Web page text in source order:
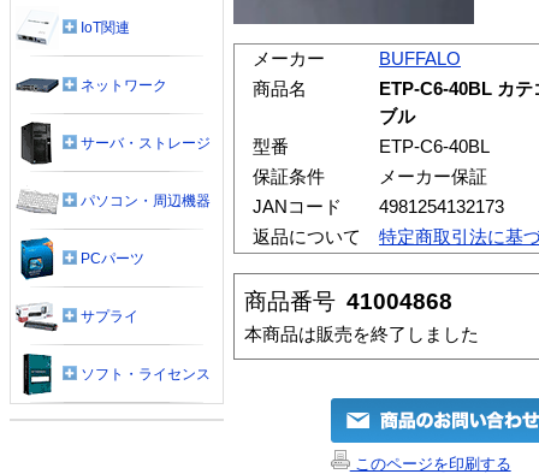
メーカー
BUFFALO
商品名
ETP-C6-40BL カ
ブル
型番
ETP-C6-40BL
保証条件
メーカー保証
JANコード
4981254132173
返品について
特定商取引法に基
商品番号 41004868
本商品は販売を終了しました
このページを印刷する
IoT関連
ネットワーク
サーバ・ストレージ
パソコン・周辺機器
PCパーツ
サプライ
ソフト・ライセンス